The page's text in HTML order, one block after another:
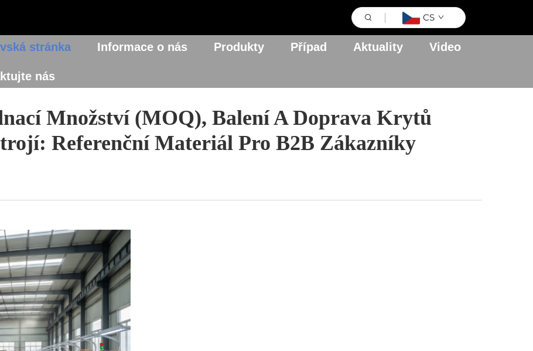
CS
stránka Informace o nás Produkty Případ Aktuality Video
nás
Množství (MOQ), Balení A Doprava Krytů
Referenční Materiál Pro B2B Zákazníky